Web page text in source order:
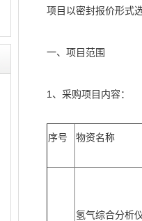
项目以密封报价形式
一、项目范围
1、采购项目内容：
序号 物资名称
氢气综合分析